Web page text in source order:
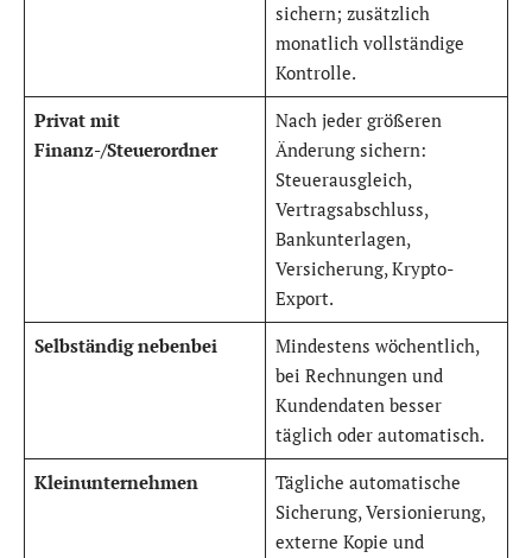
sichern; zusätzlich
monatlich vollständige
Kontrolle.
Privat mit
Finanz-/Steuerordner
Nach jeder größeren
Änderung sichern:
Steuerausgleich,
Vertragsabschluss,
Bankunterlagen,
Versicherung, Krypto-
Export.
Selbständig nebenbei
Mindestens wöchentlich,
bei Rechnungen und
Kundendaten besser
täglich oder automatisch.
Kleinunternehmen
Tägliche automatische
Sicherung, Versionierung,
externe Kopie und